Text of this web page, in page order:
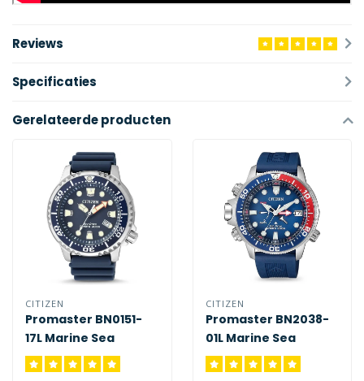
Reviews
Specificaties
Gerelateerde producten
CITIZEN
Promaster BN0151-
17L Marine Sea
CITIZEN
Promaster BN2038-
01L Marine Sea